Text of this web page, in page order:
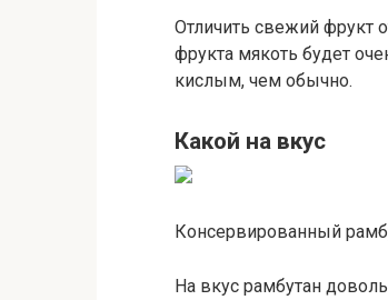
Отличить свежий фрукт
фрукта мякоть будет
кислым, чем обычно.
Какой на вкус
Консервированный
На вкус рамбутан